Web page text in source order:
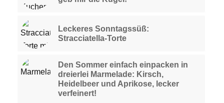
Leckeres Sonntagssüß:
Stracciatella-Torte
Den Sommer einfach einpacken in
dreierlei Marmelade: Kirsch,
Heidelbeer und Aprikose, lecker
verfeinert!